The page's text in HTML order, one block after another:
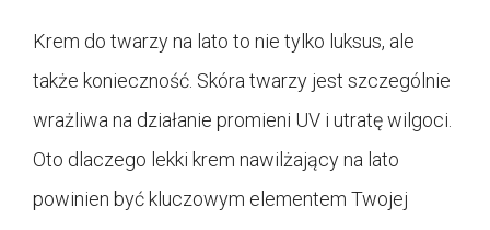
Krem do twarzy na lato to nie tylko luksus, ale
także konieczność. Skóra twarzy jest szczególnie
wrażliwa na działanie promieni UV i utratę wilgoci.
Oto dlaczego lekki krem nawilżający na lato
powinien być kluczowym elementem Twojej